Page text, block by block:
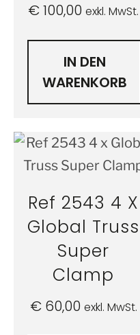
€100,00 exkl. MwSt.
IN DEN
WARENKORB
Ref 2543 4 X
Global Truss
Super
Clamp
€60,00 exkl. MwSt.